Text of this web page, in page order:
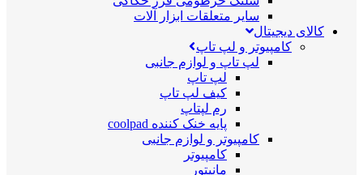
سایر متعلقات ابزار آلات
کالای دیجیتال
کامپیوتر و لپ تاپ
لپ تاپ و لوازم جانبی
لپ تاپ
کیف لپ تاپ
رم لپتاپ
پایه خنک کننده coolpad
کامپیوتر و لوازم جانبی
کامپیوتر
مانیتور